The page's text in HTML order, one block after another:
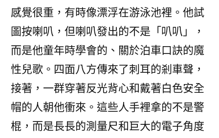
感覺很重，有時像漂浮在游泳池裡。他試
圖按喇叭，但喇叭發出的不是「叭叭」，
而是他童年時學會的、關於泊車口訣的魔
性兒歌。四面八方傳來了刺耳的剎車聲，
接著，一群穿著反光背心和戴著白色安全
帽的人朝他衝來。這些人手裡拿的不是警
棍，而是長長的測量尺和巨大的電子角度